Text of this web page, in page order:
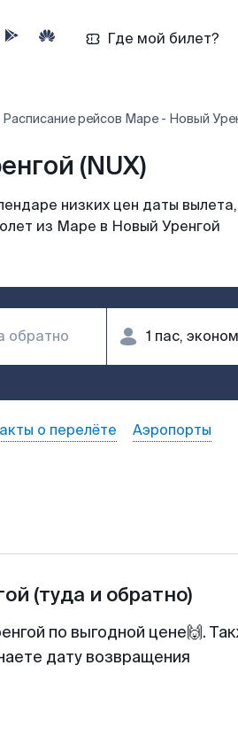
Где мой билет?
Расписание рейсов Маре - Новый
(NUX)
низких цен даты вылета,
из Маре в Новый Уренгой
о перелёте Аэропорты
(туда и обратно)
по выгодной цене🙌.
дату возвращения